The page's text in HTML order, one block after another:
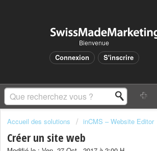
Bienvenue
Connexion S'inscrire
Accueil des solutions inCMS – Website Editor
Créer un site web